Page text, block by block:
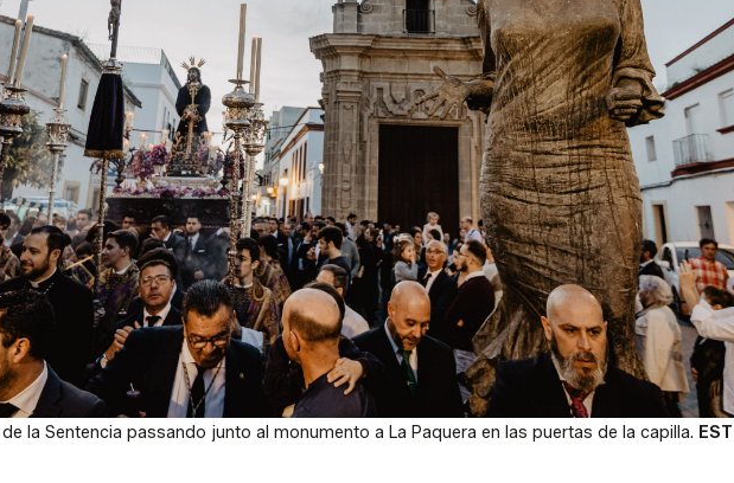
de la Sentencia passando junto al monumento a La Paquera en las puertas de la capilla.